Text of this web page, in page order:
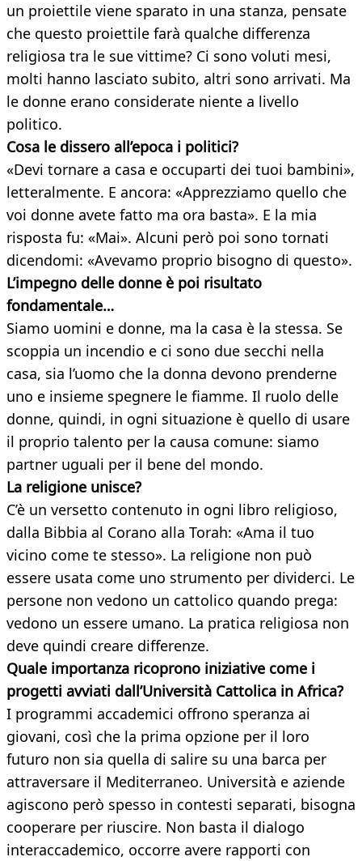
un proiettile viene sparato in una stanza, pensate
che questo proiettile farà qualche differenza
religiosa tra le sue vittime? Ci sono voluti mesi,
molti hanno lasciato subito, altri sono arrivati. Ma
le donne erano considerate niente a livello
politico.
Cosa le dissero all’epoca i politici?
«Devi tornare a casa e occuparti dei tuoi bambini»,
letteralmente. E ancora: «Apprezziamo quello che
voi donne avete fatto ma ora basta». E la mia
risposta fu: «Mai». Alcuni però poi sono tornati
dicendomi: «Avevamo proprio bisogno di questo».
L’impegno delle donne è poi risultato
fondamentale…
Siamo uomini e donne, ma la casa è la stessa. Se
scoppia un incendio e ci sono due secchi nella
casa, sia l’uomo che la donna devono prenderne
uno e insieme spegnere le fiamme. Il ruolo delle
donne, quindi, in ogni situazione è quello di usare
il proprio talento per la causa comune: siamo
partner uguali per il bene del mondo.
La religione unisce?
C’è un versetto contenuto in ogni libro religioso,
dalla Bibbia al Corano alla Torah: «Ama il tuo
vicino come te stesso». La religione non può
essere usata come uno strumento per dividerci. Le
persone non vedono un cattolico quando prega:
vedono un essere umano. La pratica religiosa non
deve quindi creare differenze.
Quale importanza ricoprono iniziative come i
progetti avviati dall’Università Cattolica in Africa?
I programmi accademici offrono speranza ai
giovani, così che la prima opzione per il loro
futuro non sia quella di salire su una barca per
attraversare il Mediterraneo. Università e aziende
agiscono però spesso in contesti separati, bisogna
cooperare per riuscire. Non basta il dialogo
interaccademico, occorre avere rapporti con